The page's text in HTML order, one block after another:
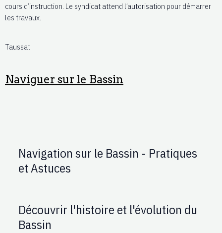
cours d’instruction. Le syndicat attend l’autorisation pour démarrer
les travaux.
Taussat
Naviguer sur le Bassin
Navigation sur le Bassin - Pratiques
et Astuces
Découvrir l'histoire et l'évolution du
Bassin